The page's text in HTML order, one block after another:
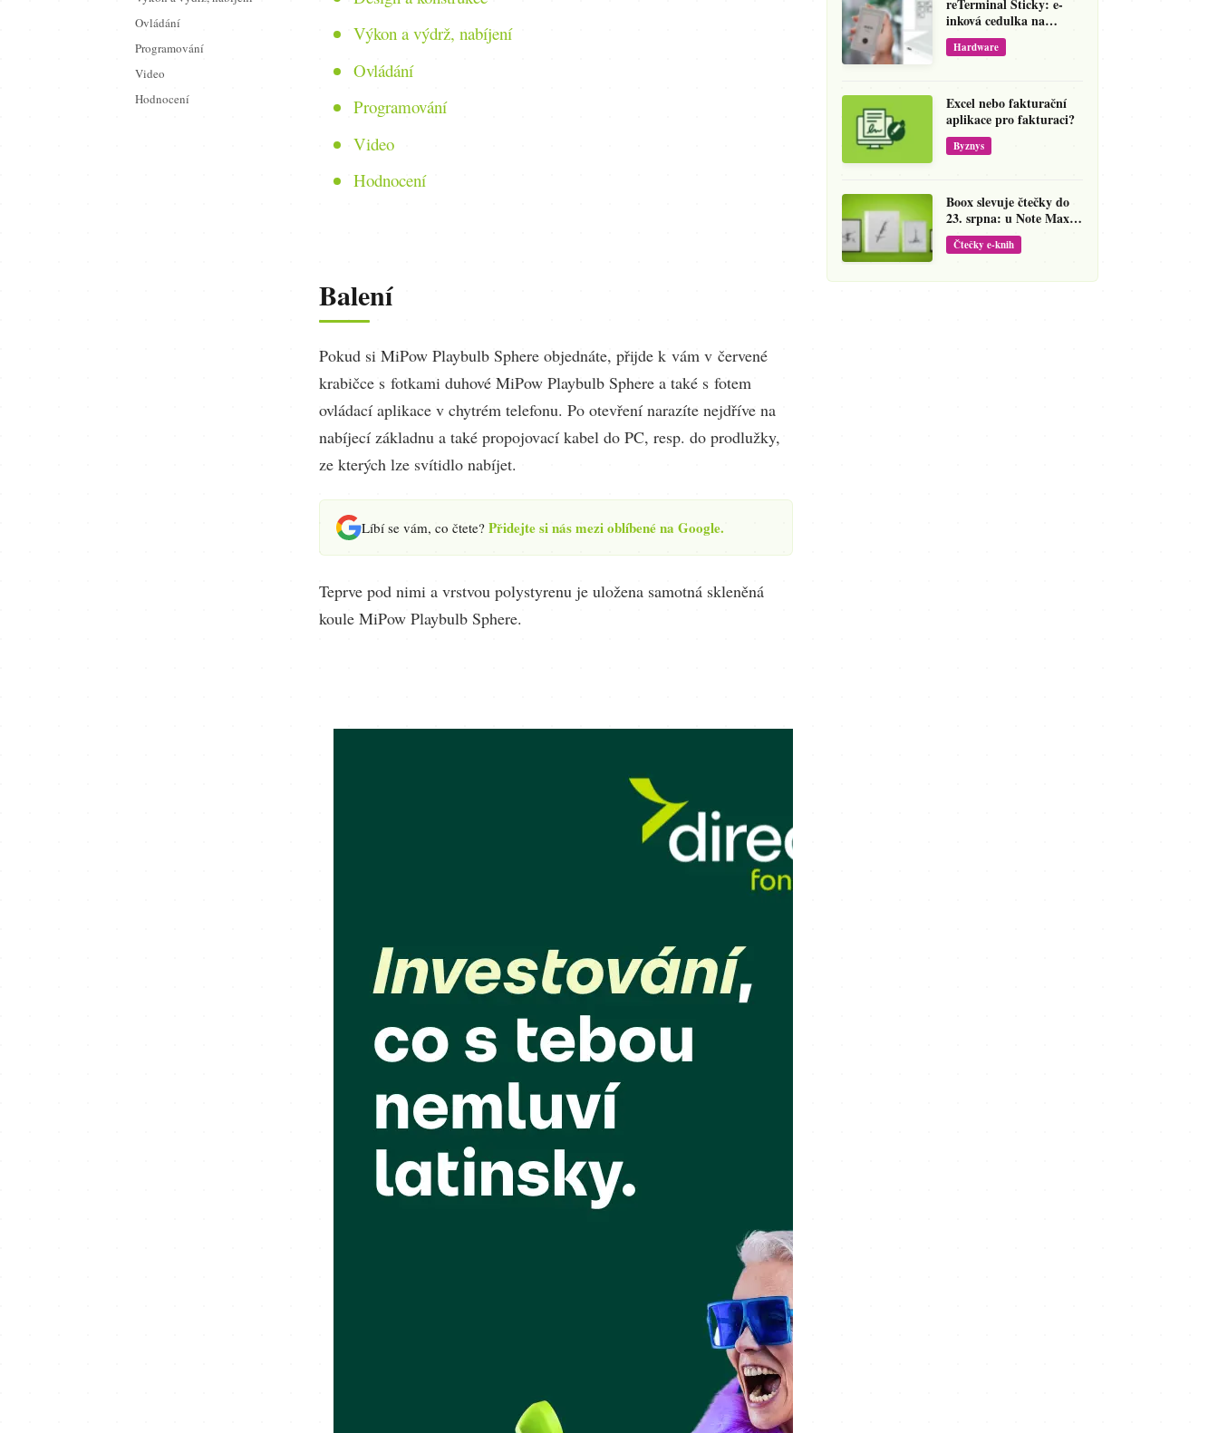
Ovládání
Programování
Video
Hodnocení
Výkon a výdrž, nabíjení
Ovládání
Programování
Video
Hodnocení
Balení
Pokud si MiPow Playbulb Sphere objednáte, přijde k vám v červené
krabičce s fotkami duhové MiPow Playbulb Sphere a také s fotem
ovládací aplikace v chytrém telefonu. Po otevření narazíte nejdříve na
nabíjecí základnu a také propojovací kabel do PC, resp. do prodlužky,
ze kterých lze svítidlo nabíjet.
Líbí se vám, co čtete? Přidejte si nás mezi oblíbené na Google.
Teprve pod nimi a vrstvou polystyrenu je uložena samotná skleněná
koule MiPow Playbulb Sphere.
reTerminal Sticky: e-
inková cedulka na
ledničku, která přepíše
váš hlas na vzkaz
Hardware
Excel nebo fakturační
aplikace pro fakturaci?
Byznys
Boox slevuje čtečky do
23. srpna: u Note Maxu
jde cena dolů o 138 eur
Čtečky e-knih